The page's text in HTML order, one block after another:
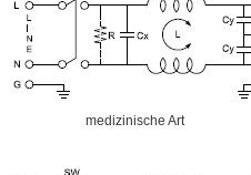
medizinische Art